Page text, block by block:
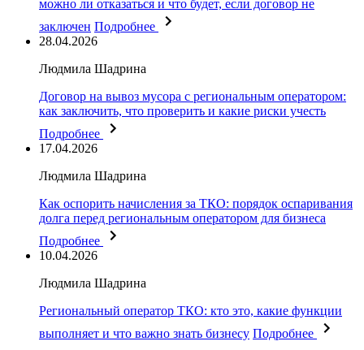
можно ли отказаться и что будет, если договор не
заключен Подробнее
28.04.2026
Людмила Шадрина
Договор на вывоз мусора с региональным оператором:
как заключить, что проверить и какие риски учесть
Подробнее
17.04.2026
Людмила Шадрина
Как оспорить начисления за ТКО: порядок оспаривания
долга перед региональным оператором для бизнеса
Подробнее
10.04.2026
Людмила Шадрина
Региональный оператор ТКО: кто это, какие функции
выполняет и что важно знать бизнесу Подробнее